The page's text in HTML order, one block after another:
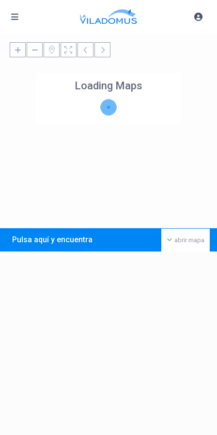
Loading Maps
abrir mapa
Pulsa aquí y encuentra